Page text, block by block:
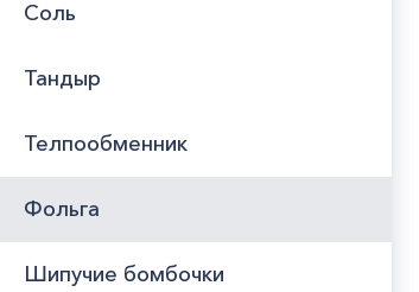
Соль
Тандыр
Телпообменник
Фольга
Шипучие бомбочки